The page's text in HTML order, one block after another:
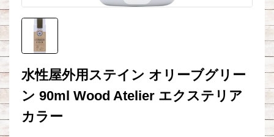
水性屋外用ステイン オリーブグリー
ン 90ml Wood Atelier エクステリア
カラー